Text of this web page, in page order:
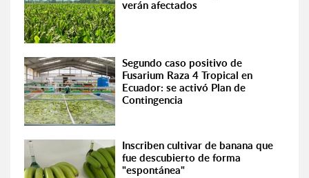
verán afectados
Segundo caso positivo de
Fusarium Raza 4 Tropical en
Ecuador: se activó Plan de
Contingencia
Inscriben cultivar de banana que
fue descubierto de forma
"espontánea"